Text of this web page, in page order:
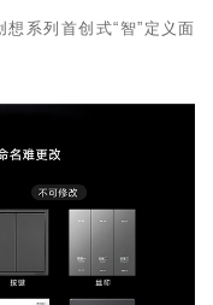
系列首创式“智”定义面